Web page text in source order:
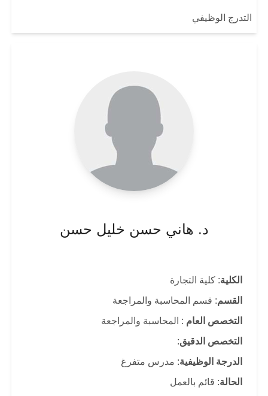
التدرج الوظيفي
د. هاني حسن خليل حسن
الكلية: كلية التجارة
القسم: قسم المحاسبة والمراجعة
التخصص العام : المحاسبة والمراجعة
التخصص الدقيق:
الدرجة الوظيفية: مدرس متفرغ
الحالة: قائم بالعمل